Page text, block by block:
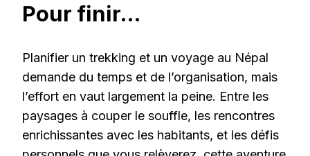
Pour finir…
Planifier un trekking et un voyage au Népal
demande du temps et de l’organisation, mais
l’effort en vaut largement la peine. Entre les
paysages à couper le souffle, les rencontres
enrichissantes avec les habitants, et les défis